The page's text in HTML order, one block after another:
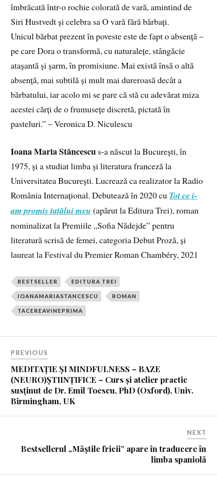
îmbrăcată într­-o rochie colorată de vară, amintind de
Siri Hustvedt și celebra sa O vară fără bărbați.
Unicul bărbat prezent în poveste este de fapt o absență –
pe care Dora o transformă, cu naturalețe, stângăcie
atașantă și șarm, în promisiune. Mai există însă o altă
absență, mai subtilă și mult mai dureroasă decât a
bărbatului, iar acolo mi se pare că stă cu adevărat miza
acestei cărți de o frumusețe discretă, pictată în
pasteluri.” – Veronica D. Niculescu
Ioana Maria Stăncescu s-­a născut la București, în
1975, și a studiat limba și literatura franceză la
Universitatea București. Lucrează ca realizator la Radio
România Internațional. Debutează în 2020 cu Tot ce i-
am promis tatălui meu (apărut la Editura Trei), roman
nominalizat la Premiile „Sofia Nădejde” pentru
literatură scrisă de femei, categoria Debut Proză, și
laureat la Festival du Premier Roman Chambéry, 2021
BESTSELLER EDITURA TREI
IOANAMARIASTANCESCU ROMAN
TACEREAVINEPRIMA
PREVIOUS
MEDITAȚIE ȘI MINDFULNESS – BAZE
(NEURO)ȘTIINȚIFICE – Curs și atelier practic
susținut de Dr. Emil Toescu, PhD (Oxford), Univ.
Birmingham, UK
NEXT
Bestsellerul „Măștile fricii” apare în traducere în
limba spaniolă